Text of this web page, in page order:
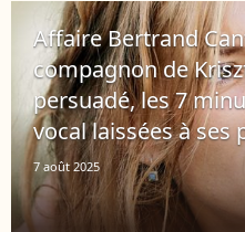
de 18
Affaire Bertrand
compagnon de
persuadé, les 7
vocal laissées à
dire
7 août 2025